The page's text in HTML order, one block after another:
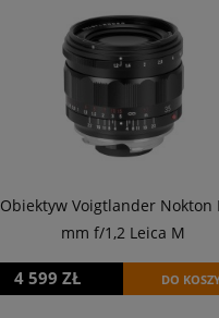
Obiektyw Voigtlander Nokton
mm f/1,2 Leica M
4 599 ZŁ DO